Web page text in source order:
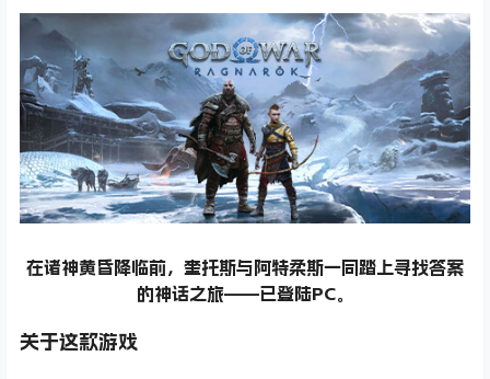
在诸神黄昏降临前，奎托斯与阿特柔斯一同踏上寻找答案
的神话之旅——已登陆PC。
关于这款游戏